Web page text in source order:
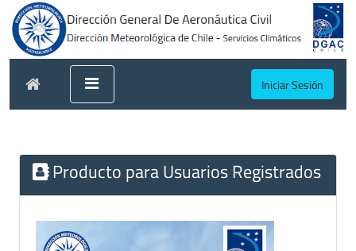
Iniciar Sesión
Producto para Usuarios Registrados